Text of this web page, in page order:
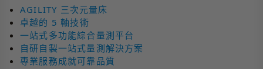
AGILITY 三次元量床
卓越的 5 軸技術
一站式多功能綜合量測平台
自研自製一站式量測解決方案
專業服務成就可靠品質